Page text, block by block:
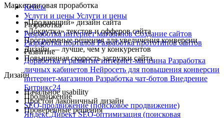
Кейсы
Услуги и цены Услуги и цены
Разработка
Разработка интернет магазиновСоздание сайтов
Разработка порталовРазработка прототипов сайтов
Развитие
Доработка и развитие интернет‑магазина Разработка
личных кабинетов Нейросеть для повышения конверсии
интернет-магазинов Разработка чат‑ботов Внедрение
Битрикс24
Продвижение
SEO-продвижение (поисковое продвижение)
Яндекс.ДиректSEO-оптимизация (поисковая
Маркетинговая проработка
«Продающий» дизайн сайта
«Докрутка» текстов и офферов сайта
Программные решения для увеличения конверсии
Дизайн — лучше, чем у конкурентов
Повышенная скорость загрузки сайта
Дизайн
Начальное usability
Простой лаконичный дизайн
Проверенные решения